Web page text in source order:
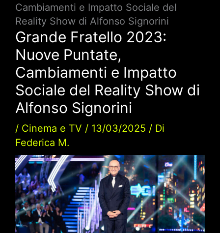
Cambiamenti e Impatto Sociale del
Reality Show di Alfonso Signorini
Grande Fratello 2023:
Nuove Puntate,
Cambiamenti e Impatto
Sociale del Reality Show di
Alfonso Signorini
/ Cinema e TV / 13/03/2025 / Di
Federica M.